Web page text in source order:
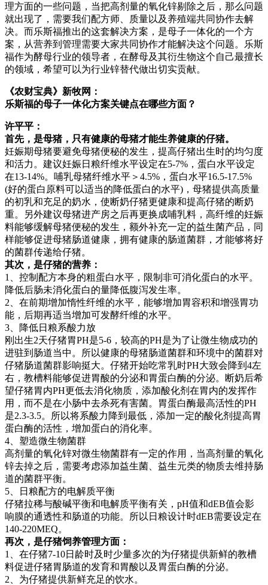
理方面的一些问题，当把高剂量的氧化锌剔除之后，那么问题
就出现了，需要我们配方师、质量以及养殖端共同协作去解
决。而乐斯福推出的这套解决方案，是母子一体化的一个方
案，从营养到管理需要大家共同协作才能解决这个问题。乐斯
福作为酵母行业的领导者，在酵母及其衍生物这个自己最擅长
的领域，希望可以为行业锌替代做出切实贡献。
《农财宝典》新牧网：
乐斯福的母子一体化方案关键点在哪些方面？
许平平：
首先，是母猪，只有健康的母猪才能生养健康的仔猪。
妊娠期母猪要避免母猪便秘的发生，提高仔猪出生时的均匀度
和活力。建议妊娠日粮纤维水平设定在5-7%，蛋白水平设定
在13-14%。哺乳母猪纤维水平＞4.5%，蛋白水平16.5-17.5%
(好的蛋白原料可以适当的降低蛋白的水平)，母猪提供高质量
的初乳和充足的奶水，使断奶仔猪更健康和提高仔猪的断奶
重。另外建议母猪进产房之后再更换成哺乳料，高纤维的妊娠
料能够缓解母猪便秘的发生，额外补充一定的益生菌产品，同
样能够促进母猪肠道健康，拥有健康的肠道菌群，才能够将好
的菌群传递给仔猪。
其次，是仔猪的营养：
1、控制配方本身的粗蛋白水平，限制非可消化蛋白的水平。
降低后肠未消化蛋白的量降低腹泻发生率。
2、在前期增加惰性纤维的水平，能够增加胃容积和增强胃功
能，后期再适当增加可发酵纤维的水平。
3、降低日粮系酸力放
刚出生2天仔猪胃PH是5-6，较高的PH是为了让微生物成功的
进驻到肠道当中。所以健康的母猪肠道菌群和环境中的菌群对
仔猪肠道菌群影响挺大。仔猪开始吃常乳时PH大致会降到4左
右，教槽料能够促进胃酸的分泌和胃蛋白酶的分泌。断奶后希
望仔猪胃内PH更低去消化物质，添加酸化剂在胃内的发挥作
用，而不是在小肠中去杀死有害菌。胃蛋白酶最高活性的PH
是2.3-3.5。所以将系酸力降到最低，添加一定的酸化剂提高胃
蛋白酶的活性，增加蛋白的消化率。
4、塑造微生物菌群
高剂量的氧化锌对微生物菌群有一定的作用，当高剂量的氧化
锌去掉之后，需要考虑添加益生菌、益生元类的物质去维持肠
道的菌群平衡。
5、日粮配方的电解质平衡
仔猪拉稀与酸碱平衡和电解质平衡有关，pH值和dEB值会影
响膜的通透性和肠道的功能。所以日粮设计时dEB需要设定在
140-220MEQ。
再次，是仔猪饲养管理方面：
1、在仔猪7-10日龄时及时少量多次的为仔猪提供新鲜的教槽
料促进仔猪胃肠道的发育和胃酸以及胃蛋白酶的分泌。
2、为仔猪提供新鲜充足的饮水。